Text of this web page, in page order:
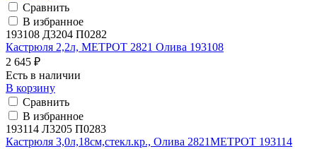
Сравнить
В избранное
193108 Д3204 П0282
Кастрюля 2,2л, МЕТРОТ 2821 Олива 193108
2 645 ₽
Есть в наличии
В корзину
Сравнить
В избранное
193114 Л3205 П0283
Кастрюля 3,0л,18см,стекл.кр., Олива 2821МЕТРОТ 193114